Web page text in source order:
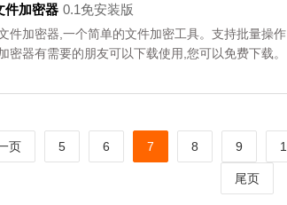
件加密器 0.1免安装版
件加密器,一个简单的文件加密工具。支持批量操
密器有需要的朋友可以下载使用,您可以免费下载。
页 5 6 7 8 9
尾页